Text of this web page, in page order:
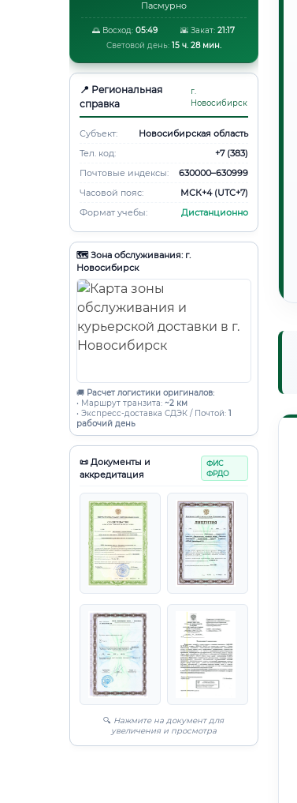
Пасмурно
🌅 Восход: 05:49 🌇 Закат: 21:17
Световой день: 15 ч. 28 мин.
📍 Региональная
справка
г.
Новосибирск
Субъект:
Новосибирская область
Тел. код:
+7 (383)
Почтовые индексы:
630000–630999
Часовой пояс:
МСК+4 (UTC+7)
Формат учебы:
Дистанционно
🗺️ Зона обслуживания: г.
Новосибирск
🚚 Расчет логистики оригиналов:
• Маршрут транзита: ~2 км
• Экспресс-доставка СДЭК / Почтой: 1
рабочий день
📜 Документы и
аккредитация
ФИС
ФРДО
🔍 Нажмите на документ для
увеличения и просмотра